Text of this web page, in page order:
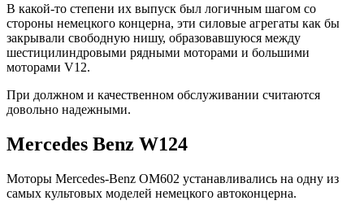
В какой-то степени их выпуск был логичным шагом со
стороны немецкого концерна, эти силовые агрегаты как бы
закрывали свободную нишу, образовавшуюся между
шестицилиндровыми рядными моторами и большими
моторами V12.
При должном и качественном обслуживании считаются
довольно надежными.
Mercedes Benz W124
Моторы Mercedes-Benz OM602 устанавливались на одну из
самых культовых моделей немецкого автоконцерна.